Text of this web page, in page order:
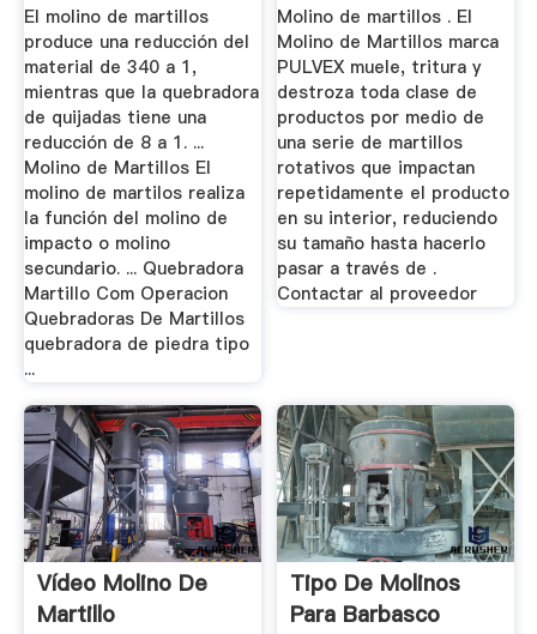
El molino de martillos
produce una reducción del
material de 340 a 1,
mientras que la quebradora
de quijadas tiene una
reducción de 8 a 1. ...
Molino de Martillos El
molino de martilos realiza
la función del molino de
impacto o molino
secundario. ... Quebradora
Martillo Com Operacion
Quebradoras De Martillos
quebradora de piedra tipo
...
Molino de martillos . El
Molino de Martillos marca
PULVEX muele, tritura y
destroza toda clase de
productos por medio de
una serie de martillos
rotativos que impactan
repetidamente el producto
en su interior, reduciendo
su tamaño hasta hacerlo
pasar a través de .
Contactar al proveedor
Vídeo Molino De
Martillo
Tipo De Molinos
Para Barbasco